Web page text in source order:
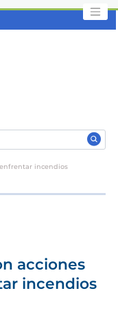
incendios
acciones
incendios